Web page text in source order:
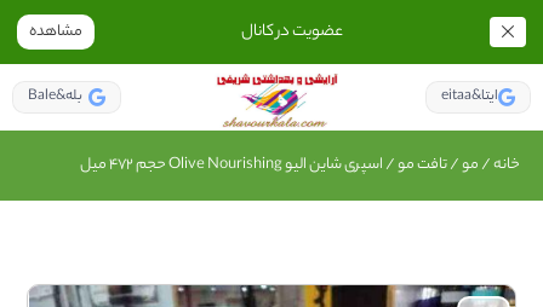
عضویت در کانال مشاهده
eitaa&ایتا Bale&بله
خانه/مو/تافت مو/ اسپری شاین الیو Olive Nourishing حجم 472 میل